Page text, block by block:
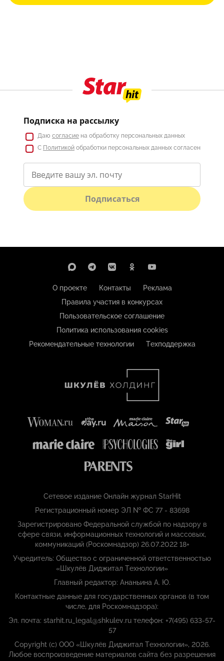
Подписка на рассылку
Даю согласие на обработку персональных данных
С Политикой обработки персональных данных согласен
Подписаться
О проекте Контакты
Реклама
Правила участия в конкурсах
Пользовательское соглашение
Политика использования cookies
Рекомендательные технологии
Техподдержка
Сетевое издание Онлайн журнал StarHit
Регистрационный номер ЭЛ № ФС 77 - 83698
Зарегистрировано Федеральной службой по надзору в
сфере связи, информационных технологий и массовых,
коммуникаций (Роскомнадзор) 26.07.2022 18+
Учредитель: Общество с ограниченной ответственностью
«Шкулёв Диджитал Технологии»
Главный редактор: Ананьина А. Ю.
Контактные данные для государственных органов (в том
числе, для Роскомнадзора):
Эл. почта: starhit.ru_legal@shkulev.ru телефон: +7(495) 633-57-
57
Copyright (с) ООО «Шкулёв Диджитал Технологии», 2026.
Любое воспроизведение материалов сайта без разрешения